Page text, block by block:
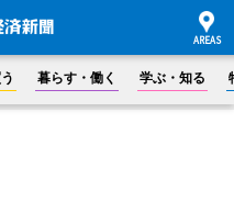
暮らす・働く 学ぶ・知る